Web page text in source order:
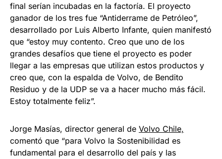
final serían incubadas en la factoría. El proyecto
ganador de los tres fue “Antiderrame de Petróleo”,
desarrollado por Luis Alberto Infante, quien manifestó
que “estoy muy contento. Creo que uno de los
grandes desafíos que tiene el proyecto es poder
llegar a las empresas que utilizan estos productos y
creo que, con la espalda de Volvo, de Bendito
Residuo y de la UDP se va a hacer mucho más fácil.
Estoy totalmente feliz”.
Jorge Masías, director general de Volvo Chile,
comentó que “para Volvo la Sostenibilidad es
fundamental para el desarrollo del país y las